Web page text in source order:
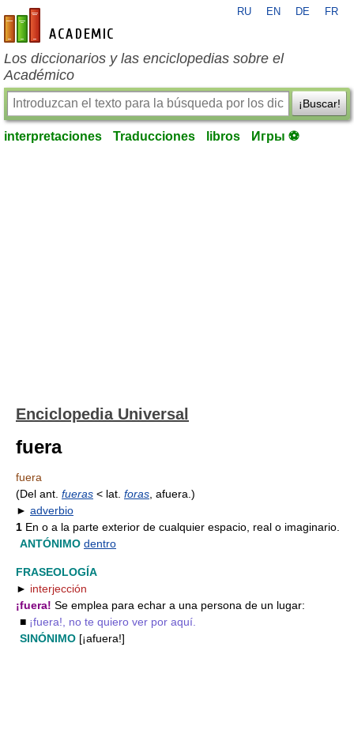
es-academic.com
RU EN DE FR
Los diccionarios y las enciclopedias sobre el
Académico
¡Buscar!
interpretaciones Traducciones libros Игры ⚽
Enciclopedia Universal
fuera
fuera
(Del ant. fueras < lat. foras , afuera.)
► adverbio
1 En o a la parte exterior de cualquier espacio, real o imaginario.
ANTÓNIMO dentro
FRASEOLOGÍA
► interjección
¡fuera! Se emplea para echar a una persona de un lugar:
■ ¡fuera!, no te quiero ver por aquí.
SINÓNIMO [¡afuera!]